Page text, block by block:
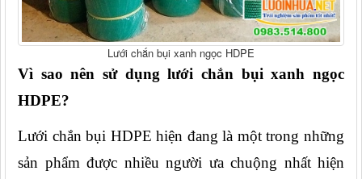
Lưới chắn bụi xanh ngọc HDPE
Vì sao nên sử dụng lưới chắn bụi xanh ngọc
HDPE?
Lưới chắn bụi HDPE hiện đang là một trong những
sản phẩm được nhiều người ưa chuộng nhất hiện